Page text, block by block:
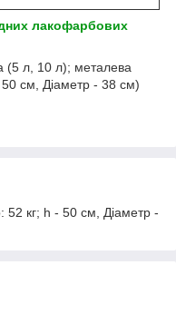
лакофарбових
(5 л, 10 л); металева
50 см, Діаметр - 38 см)
52 кг; h - 50 см, Діаметр -